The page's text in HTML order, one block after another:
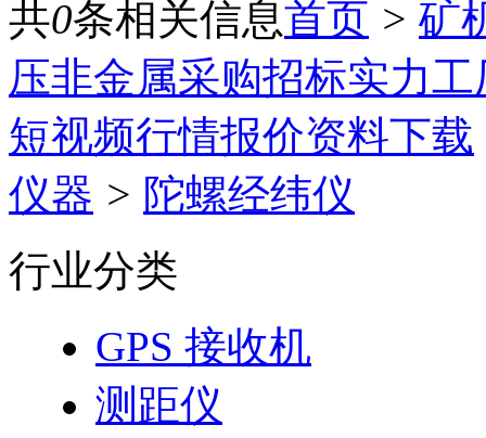
共0条相关信息首页 > 矿
压非金属采购招标实力工
短视频行情报价资料下载
仪器 > 陀螺经纬仪
行业分类
GPS 接收机
测距仪